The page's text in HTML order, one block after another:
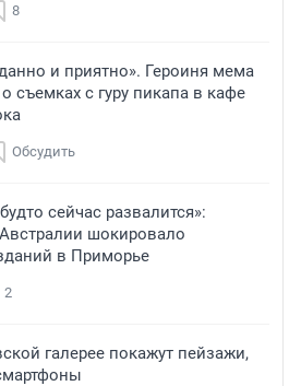
8
и приятно». Героиня мема
съемках с гуру пикапа в кафе
Обсудить
сейчас развалится»:
шокировало
в Приморье
2
галерее покажут пейзажи,